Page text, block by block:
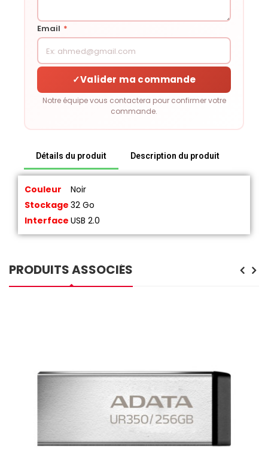
Email *
✓Valider ma commande
Notre équipe vous contactera pour confirmer votre
commande.
Détails du produit Description du produit
Couleur
Noir
Stockage 32 Go
Interface USB 2.0
PRODUITS ASSOCIÉS